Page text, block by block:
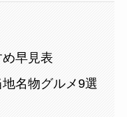
早見表
名物グルメ9選